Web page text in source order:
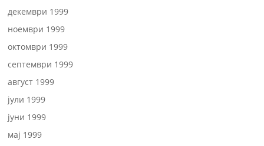
декември 1999
ноември 1999
октомври 1999
септември 1999
август 1999
јули 1999
јуни 1999
мај 1999